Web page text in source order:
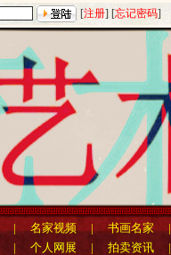
[注册] [忘记密码]
|名家视频 |书画名家
| 个人网展 | 拍卖资讯